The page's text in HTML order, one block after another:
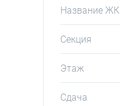
Название ЖК
Секция
Этаж
Сдача